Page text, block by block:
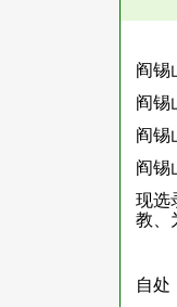
阎锡
阎锡
阎锡
阎锡
现选
教、
自处